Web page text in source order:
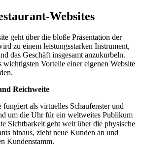
Websites
geht über die bloße Präsentation der
zu einem leistungsstarken Instrument,
das Geschäft insgesamt anzukurbeln.
wichtigsten Vorteile einer eigenen Website
Reichweite
fungiert als virtuelles Schaufenster und
um die Uhr für ein weltweites Publikum
Sichtbarkeit geht weit über die physische
hinaus, zieht neue Kunden an und
Kundenstamm.